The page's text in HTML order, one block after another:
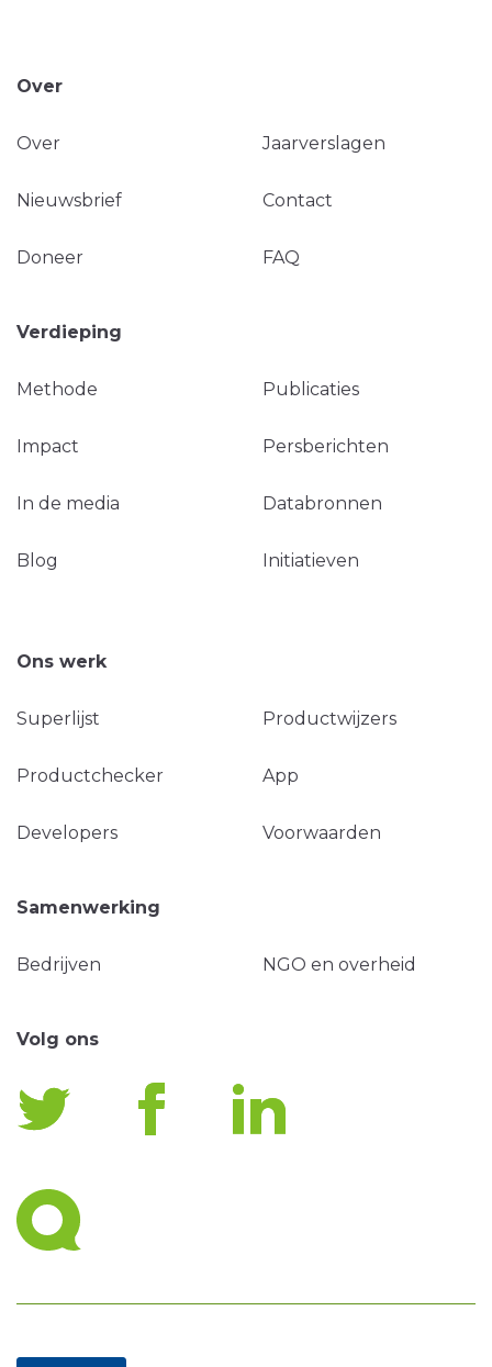
Over
Over Jaarverslagen
Nieuwsbrief Contact
Doneer FAQ
Verdieping
Methode Publicaties
Impact Persberichten
In de media Databronnen
Blog Initiatieven
Ons werk
Superlijst Productwijzers
Productchecker App
Developers Voorwaarden
Samenwerking
Bedrijven NGO en overheid
Volg ons